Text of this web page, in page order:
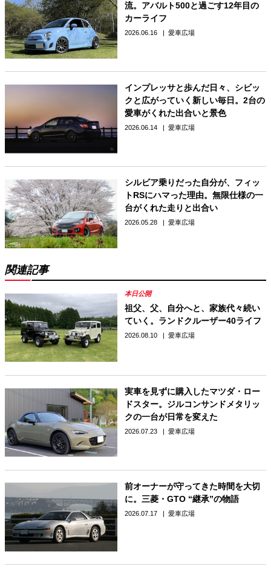
流。アバルト500と過ごす12年目の
カーライフ
2026.06.16 愛車広場
インプレッサと歩んだ日々、シビッ
クと広がっていく新しい毎日。2台の
愛車がくれた出合いと景色
2026.06.14 愛車広場
シルビア乗りだった自分が、フィッ
トRSにハマった理由。無限仕様の一
台がくれた走りと出合い
2026.05.28 愛車広場
関連記事
祖父、父、自分へと、家族代々続い
ていく。ランドクルーザー40ライフ
2026.08.10 愛車広場
実車を見ずに購入したマツダ・ロー
ドスター。ジルコンサンドメタリッ
クの一台が日常を変えた
2026.07.23 愛車広場
前オーナーが守ってきた時間を大切
に。三菱・GTO “継承”の物語
2026.07.17 愛車広場